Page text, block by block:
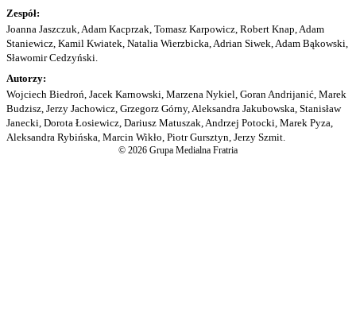
Zespół:
Joanna Jaszczuk, Adam Kacprzak, Tomasz Karpowicz, Robert Knap, Adam
Staniewicz, Kamil Kwiatek, Natalia Wierzbicka, Adrian Siwek, Adam Bąkowski,
Sławomir Cedzyński.
Autorzy:
Wojciech Biedroń, Jacek Karnowski, Marzena Nykiel, Goran Andrijanić, Marek
Budzisz, Jerzy Jachowicz, Grzegorz Górny, Aleksandra Jakubowska, Stanisław
Janecki, Dorota Łosiewicz, Dariusz Matuszak, Andrzej Potocki, Marek Pyza,
Aleksandra Rybińska, Marcin Wikło, Piotr Gursztyn, Jerzy Szmit.
© 2026 Grupa Medialna Fratria